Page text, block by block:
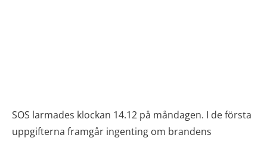
SOS larmades klockan 14.12 på måndagen. I de första
uppgifterna framgår ingenting om brandens